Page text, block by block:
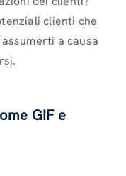
clienti che
a causa
GIF e